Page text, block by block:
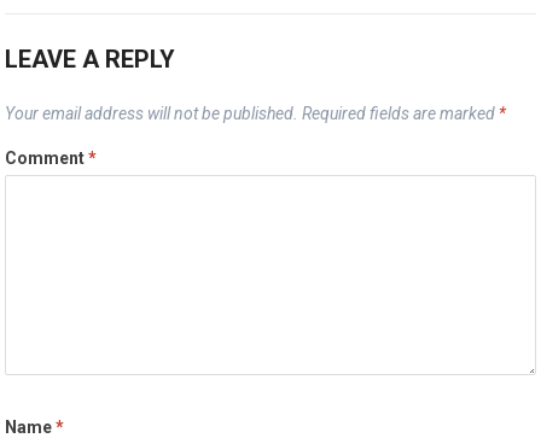
LEAVE A REPLY
Your email address will not be published. Required fields are marked *
Comment*
Name*